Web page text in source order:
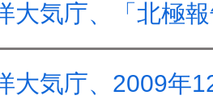
大気庁、「北極
大気庁、2009年